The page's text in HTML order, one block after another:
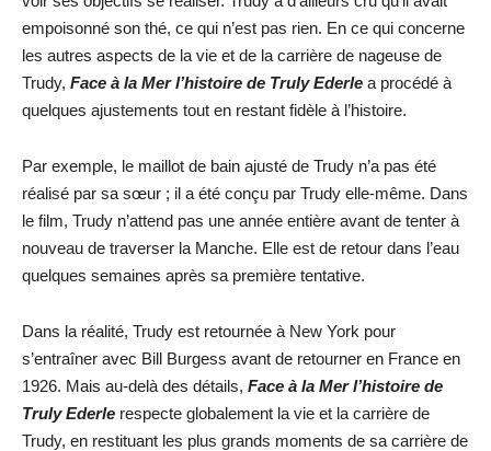
empoisonné son thé, ce qui n’est pas rien. En ce qui concerne
les autres aspects de la vie et de la carrière de nageuse de
Trudy, Face à la Mer l’histoire de Truly Ederle a procédé à
quelques ajustements tout en restant fidèle à l’histoire.
Par exemple, le maillot de bain ajusté de Trudy n’a pas été
réalisé par sa sœur ; il a été conçu par Trudy elle-même. Dans
le film, Trudy n’attend pas une année entière avant de tenter à
nouveau de traverser la Manche. Elle est de retour dans l’eau
quelques semaines après sa première tentative.
Dans la réalité, Trudy est retournée à New York pour
s’entraîner avec Bill Burgess avant de retourner en France en
1926. Mais au-delà des détails, Face à la Mer l’histoire de
Truly Ederle respecte globalement la vie et la carrière de
Trudy, en restituant les plus grands moments de sa carrière de